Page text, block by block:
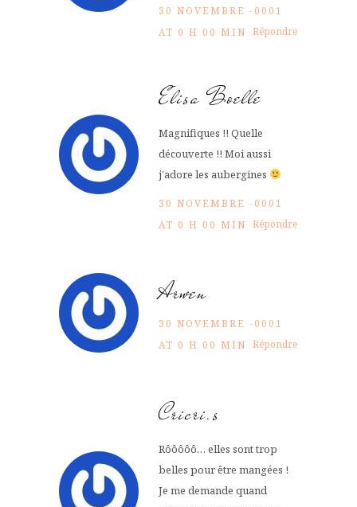
30 NOVEMBRE -0001
AT 0 H 00 MIN Répondre
Elisa Boelle
Magnifiques !! Quelle
découverte !! Moi aussi
j’adore les aubergines
30 NOVEMBRE -0001
AT 0 H 00 MIN Répondre
Arwen
30 NOVEMBRE -0001
AT 0 H 00 MIN Répondre
Cricri.s
Rôôôôô… elles sont trop
belles pour être mangées !
Je me demande quand